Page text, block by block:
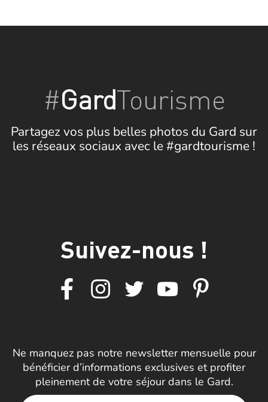
#GardTourisme
Partagez vos plus belles photos du Gard sur
les réseaux sociaux avec le #gardtourisme !
Suivez-nous !
Ne manquez pas notre newsletter mensuelle pour
bénéficier d’informations exclusives et profiter
pleinement de votre séjour dans le Gard.